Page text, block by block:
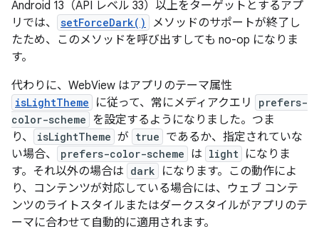
Android 13（API レベル 33）以上をターゲットとするアプ
リでは、
setForceDark()
メソッドのサポートが終了し
たため、このメソッドを呼び出すしても no-op になりま
す。
代わりに、WebView はアプリのテーマ属性
isLightTheme に従って、常にメディアクエリ
prefers-
color-scheme を設定するようになりました。つま
り、
isLightTheme が true であるか、指定されていな
い場合、
prefers-color-scheme は light になりま
す。それ以外の場合は dark
になります。この動作によ
り、コンテンツが対応している場合には、ウェブ コンテ
ンツのライトスタイルまたはダークスタイルがアプリのテ
ーマに合わせて自動的に適用されます。